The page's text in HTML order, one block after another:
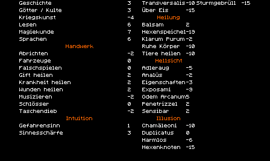
Geschichte
3
Götter / Kulte
3
Kriegskunst
-4
Lesen
6
Magiekunde
7
Sprachen
6
Handwerk
Abrichten
-2
Fahrzeuge
0
Falschspielen
0
Gift heilen
2
Krankheit heilen
2
Wunden heilen
2
Musizieren
-2
Schlösser
0
Taschendieb
-2
Intuition
Gefahrensinn
1
Sinnesschärfe
3
Transversalis-10
Über Eis
-15
Heilung
Balsam
2
Hexenspeichel-19
Klarum Purum -2
Ruhe Körper
-10
Tiere heilen
-10
Hellsicht
Adleraug
-5
Analüs
-2
Eigenschaften-3
Exposami
-9
Odem Arcanum5
Penetrizzel
2
Sensibar
2
Illusion
Chamäleoni
-10
Duplicatus
0
Harmlos
-6
Hexenknoten
-15
Sturmgebrüll
-15